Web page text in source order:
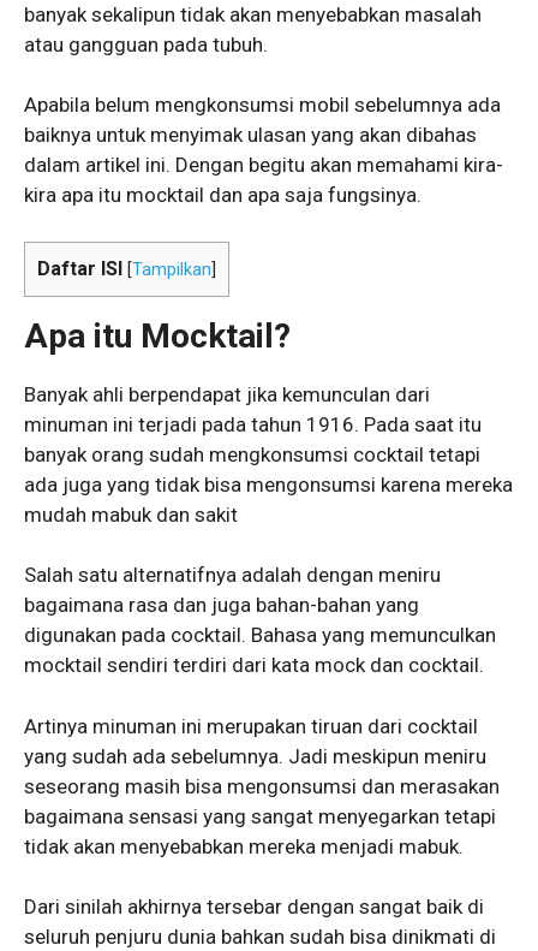
banyak sekalipun tidak akan menyebabkan masalah
atau gangguan pada tubuh.
Apabila belum mengkonsumsi mobil sebelumnya ada
baiknya untuk menyimak ulasan yang akan dibahas
dalam artikel ini. Dengan begitu akan memahami kira-
kira apa itu mocktail dan apa saja fungsinya.
Daftar ISI [Tampilkan
Apa itu Mocktail?
Banyak ahli berpendapat jika kemunculan dari
minuman ini terjadi pada tahun 1916. Pada saat itu
banyak orang sudah mengkonsumsi cocktail tetapi
ada juga yang tidak bisa mengonsumsi karena mereka
mudah mabuk dan sakit
Salah satu alternatifnya adalah dengan meniru
bagaimana rasa dan juga bahan-bahan yang
digunakan pada cocktail. Bahasa yang memunculkan
mocktail sendiri terdiri dari kata mock dan cocktail.
Artinya minuman ini merupakan tiruan dari cocktail
yang sudah ada sebelumnya. Jadi meskipun meniru
seseorang masih bisa mengonsumsi dan merasakan
bagaimana sensasi yang sangat menyegarkan tetapi
tidak akan menyebabkan mereka menjadi mabuk.
Dari sinilah akhirnya tersebar dengan sangat baik di
seluruh penjuru dunia bahkan sudah bisa dinikmati di